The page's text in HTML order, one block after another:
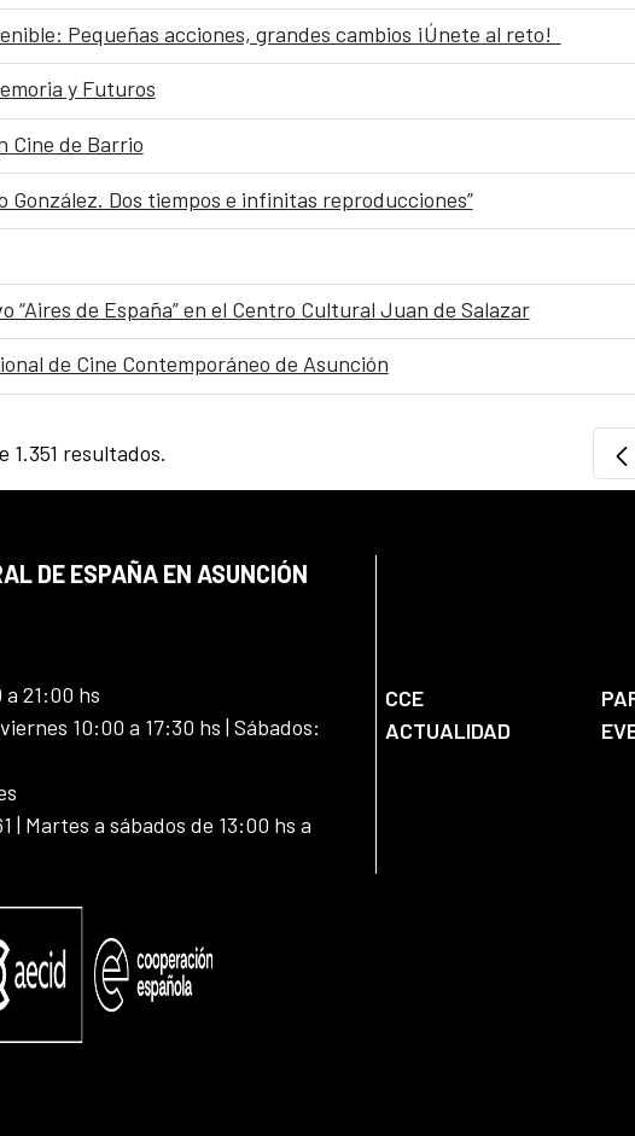
Pequeñas acciones, grandes cambios ¡Únete al reto!
y Futuros
Cine de Barrio
González. Dos tiempos e infinitas reproducciones”
“Aires de España” en el Centro Cultural Juan de Salazar
de Cine Contemporáneo de Asunción
1.351 resultados.
DE ESPAÑA EN ASUNCIÓN
21:00 hs
10:00 a 17:30 hs | Sábados:
| Martes a sábados de 13:00 hs a
CCE
ACTUALIDAD